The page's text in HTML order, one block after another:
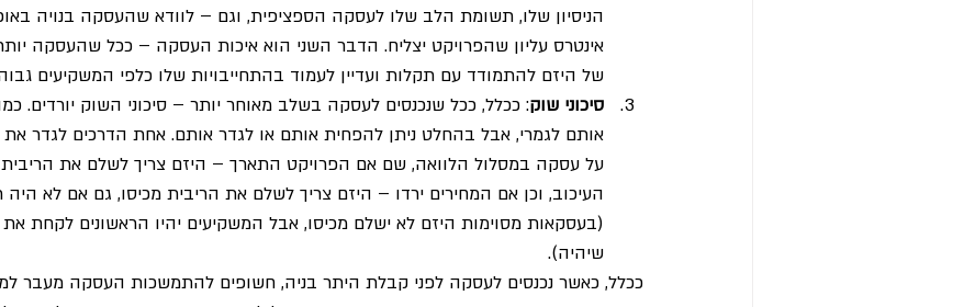
הניסיון שלו, תשומת הלב שלו לעסקה הספציפית, וגם – לוודא שהעסקה בנויה
אינטרס עליון שהפרויקט יצליח. הדבר השני הוא איכות העסקה – ככל שהעסקה
של היזם להתמודד עם תקלות ועדיין לעמוד בהתחייבויות שלו כלפי המשקיעים
סיכוני שוק: ככלל, ככל שנכנסים לעסקה בשלב מאוחר יותר – סיכוני השוק יורדים.
אותם לגמרי, אבל בהחלט ניתן להפחית אותם או לגדר אותם. אחת הדרכים לגדר את
על עסקה במסלול הלוואה, שם אם הפרויקט התארך – היזם צריך לשלם את
העיכוב, וכן אם המחירים ירדו – היזם צריך לשלם את הריבית מכיסו, גם אם לא היה
(בעסקאות מסוימות היזם לא ישלם מכיסו, אבל המשקיעים יהיו הראשונים לקחת
שיהיה).
ככלל, כאשר נכנסים לעסקה לפני קבלת היתר בניה, חשופים להתמשכות העסקה מעבר